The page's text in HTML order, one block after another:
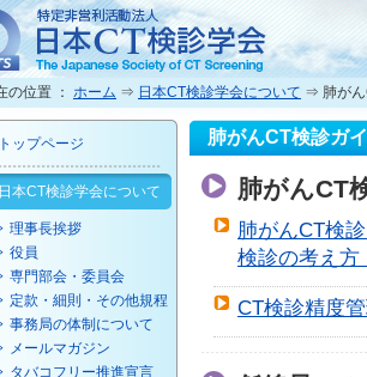
の位置 ： ホーム ⇒ 日本CT検診学会について ⇒ 肺がん
トップページ
日本CT検診学会について
理事長挨拶
役員
専門部会・委員会
定款・細則・その他規程
事務局の体制について
メールマガジン
タバコフリー推進宣言
肺がんCT検診ガ
肺がんCT
肺がんCT検
検診の考え方
CT検診精度